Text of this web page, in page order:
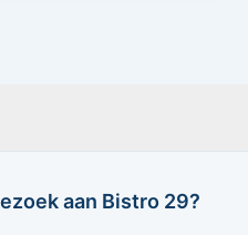
aan Bistro 29?